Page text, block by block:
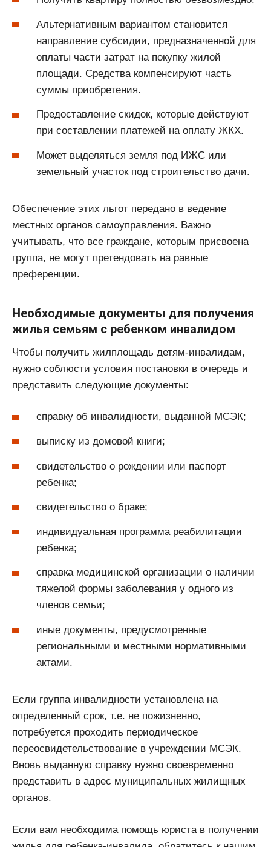
Альтернативным вариантом становится
направление субсидии, предназначенной для
оплаты части затрат на покупку жилой
площади. Средства компенсируют часть
суммы приобретения.
Предоставление скидок, которые действуют
при составлении платежей на оплату ЖКХ.
Может выделяться земля под ИЖС или
земельный участок под строительство дачи.
Обеспечение этих льгот передано в ведение
местных органов самоуправления. Важно
учитывать, что все граждане, которым присвоена
группа, не могут претендовать на равные
преференции.
Необходимые документы для получения
жилья семьям с ребенком инвалидом
Чтобы получить жилплощадь детям-инвалидам,
нужно соблюсти условия постановки в очередь и
представить следующие документы:
справку об инвалидности, выданной МСЭК;
выписку из домовой книги;
свидетельство о рождении или паспорт
ребенка;
свидетельство о браке;
индивидуальная программа реабилитации
ребенка;
справка медицинской организации о наличии
тяжелой формы заболевания у одного из
членов семьи;
иные документы, предусмотренные
региональными и местными нормативными
актами.
Если группа инвалидности установлена на
определенный срок, т.е. не пожизненно,
потребуется проходить периодическое
переосвидетельствование в учреждении МСЭК.
Вновь выданную справку нужно своевременно
представить в адрес муниципальных жилищных
органов.
Если вам необходима помощь юриста в получении